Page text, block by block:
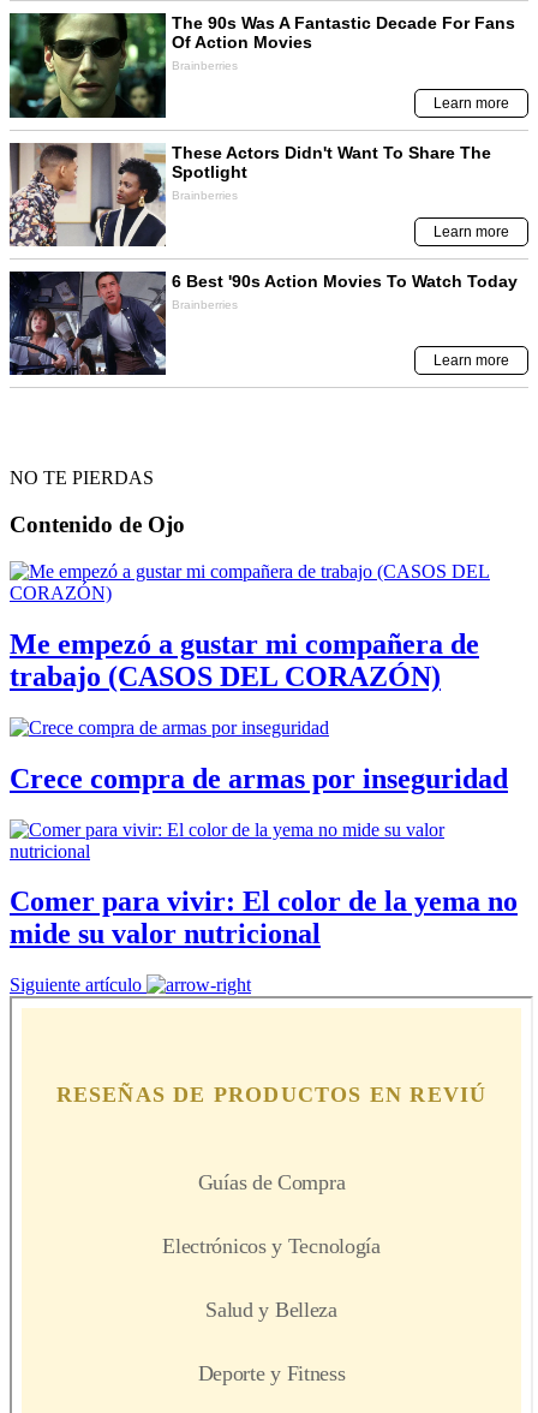
NO TE PIERDAS
Contenido de Ojo
Me empezó a gustar mi compañera de
trabajo (CASOS DEL CORAZÓN)
Crece compra de armas por inseguridad
Comer para vivir: El color de la yema no
mide su valor nutricional
Siguiente artículo